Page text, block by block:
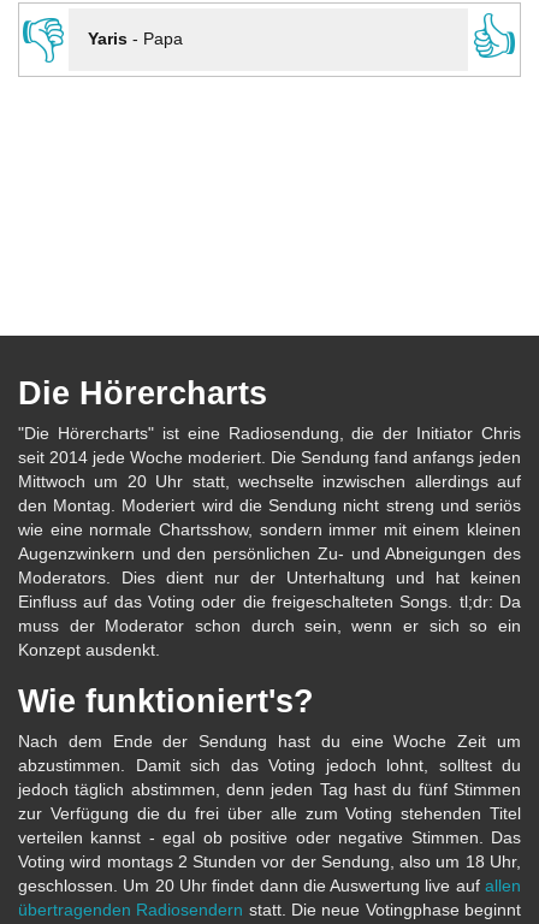
👎
Yaris- Papa 👍
Die Hörercharts
"Die Hörercharts" ist eine Radiosendung, die der Initiator Chris
seit 2014 jede Woche moderiert. Die Sendung fand anfangs jeden
Mittwoch um 20 Uhr statt, wechselte inzwischen allerdings auf
den Montag. Moderiert wird die Sendung nicht streng und seriös
wie eine normale Chartsshow, sondern immer mit einem kleinen
Augenzwinkern und den persönlichen Zu- und Abneigungen des
Moderators. Dies dient nur der Unterhaltung und hat keinen
Einfluss auf das Voting oder die freigeschalteten Songs. tl;dr: Da
muss der Moderator schon durch sein, wenn er sich so ein
Konzept ausdenkt.
Wie funktioniert's?
Nach dem Ende der Sendung hast du eine Woche Zeit um
abzustimmen. Damit sich das Voting jedoch lohnt, solltest du
jedoch täglich abstimmen, denn jeden Tag hast du fünf Stimmen
zur Verfügung die du frei über alle zum Voting stehenden Titel
verteilen kannst - egal ob positive oder negative Stimmen. Das
Voting wird montags 2 Stunden vor der Sendung, also um 18 Uhr,
geschlossen. Um 20 Uhr findet dann die Auswertung live auf allen
übertragenden Radiosendern statt. Die neue Votingphase beginnt